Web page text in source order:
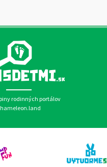
rodinných portálov